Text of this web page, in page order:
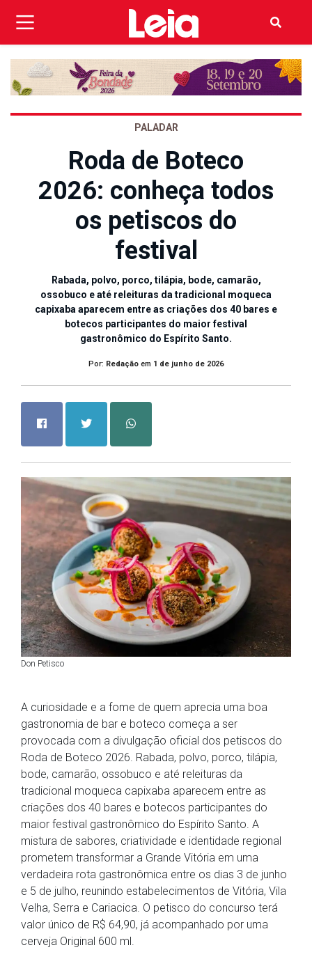
PALADAR
Roda de Boteco
2026: conheça todos
os petiscos do
festival
Rabada, polvo, porco, tilápia, bode, camarão,
ossobuco e até releituras da tradicional moqueca
capixaba aparecem entre as criações dos 40 bares e
botecos participantes do maior festival
gastronômico do Espírito Santo.
Por: Redação em 1 de junho de 2026
Don Petisco
A curiosidade e a fome de quem aprecia uma boa
gastronomia de bar e boteco começa a ser
provocada com a divulgação oficial dos petiscos do
Roda de Boteco 2026. Rabada, polvo, porco, tilápia,
bode, camarão, ossobuco e até releituras da
tradicional moqueca capixaba aparecem entre as
criações dos 40 bares e botecos participantes do
maior festival gastronômico do Espírito Santo. A
mistura de sabores, criatividade e identidade regional
prometem transformar a Grande Vitória em uma
verdadeira rota gastronômica entre os dias 3 de junho
e 5 de julho, reunindo estabelecimentos de Vitória, Vila
Velha, Serra e Cariacica. O petisco do concurso terá
valor único de R$ 64,90, já acompanhado por uma
cerveja Original 600 ml.